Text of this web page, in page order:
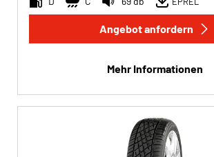
Angebot anfordern
Mehr Informationen